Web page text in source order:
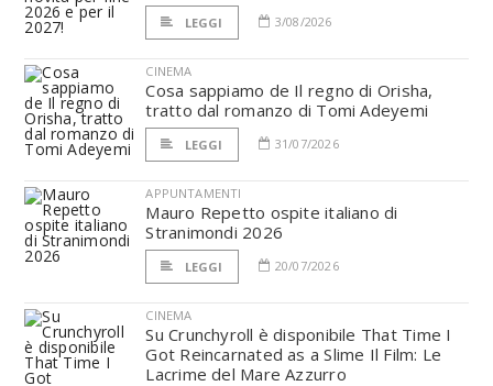
LEGGI 3/08/2026
CINEMA
Cosa sappiamo de Il regno di Orisha,
tratto dal romanzo di Tomi Adeyemi
LEGGI 31/07/2026
APPUNTAMENTI
Mauro Repetto ospite italiano di
Stranimondi 2026
LEGGI 20/07/2026
CINEMA
Su Crunchyroll è disponibile That Time I
Got Reincarnated as a Slime Il Film: Le
Lacrime del Mare Azzurro